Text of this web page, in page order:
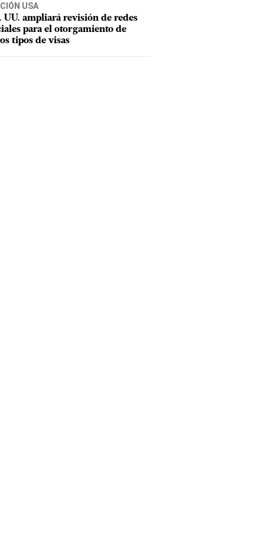
USA
UU. ampliará revisión de redes
para el otorgamiento de
tipos de visas